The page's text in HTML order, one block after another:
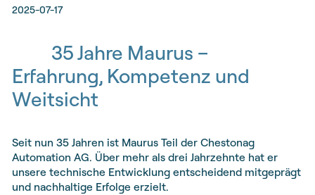
2025-07-17
35 Jahre Maurus –
Erfahrung, Kompetenz und
Weitsicht
Seit nun 35 Jahren ist Maurus Teil der Chestonag
Automation AG. Über mehr als drei Jahrzehnte hat er
unsere technische Entwicklung entscheidend mitgeprägt
und nachhaltige Erfolge erzielt.